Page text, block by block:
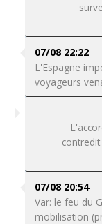
07/08 22:22
L'Espagne
voyageurs
07/08 20:54
Var: le feu du
mobilisation